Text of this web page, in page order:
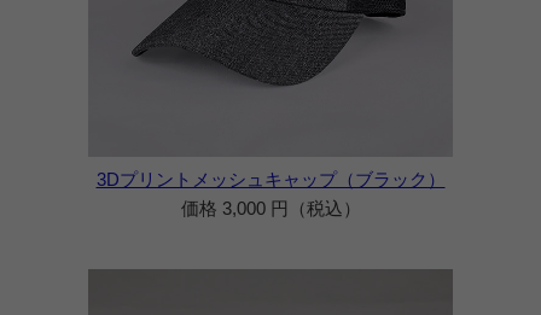
3Dプリントメッシュキャップ（ブラック）
価格 3,000 円（税込）